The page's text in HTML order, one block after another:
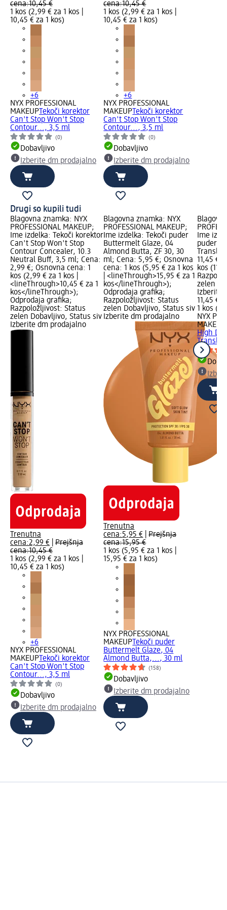
cena:10,45 €
1 kos (2,99 € za 1 kos |
10,45 € za 1 kos)
+6
NYX PROFESSIONAL
MAKEUPTekoči korektor
Can't Stop Won't Stop
Contour..., 3,5 ml
(0)
Dobavljivo
Izberite dm prodajalno
cena:10,45 €
1 kos (2,99 € za 1 kos |
10,45 € za 1 kos)
+6
NYX PROFESSIONAL
MAKEUPTekoči korektor
Can't Stop Won't Stop
Contour..., 3,5 ml
(0)
Dobavljivo
Izberite dm prodajalno
Drugi so kupili tudi
Blagovna znamka: NYX
PROFESSIONAL MAKEUP;
Ime izdelka: Tekoči korektor
Can't Stop Won't Stop
Contour Concealer, 10.3
Neutral Buff, 3,5 ml; Cena:
2,99 €; Osnovna cena: 1
kos (2,99 € za 1 kos |
<lineThrough>10,45 € za 1
kos</lineThrough>);
Odprodaja grafika;
Razpoložljivost: Status
zelen Dobavljivo, Status siv
Izberite dm prodajalno
Trenutna
cena:2,99 €
Prejšnja
cena:10,45 €
1 kos (2,99 € za 1 kos |
10,45 € za 1 kos)
+6
NYX PROFESSIONAL
MAKEUPTekoči korektor
Can't Stop Won't Stop
Contour..., 3,5 ml
(0)
Dobavljivo
Izberite dm prodajalno
Blagovna znamka: NYX
PROFESSIONAL MAKEUP;
Ime izdelka: Tekoči puder
Buttermelt Glaze, 04
Almond Butta, ZF 30, 30
ml; Cena: 5,95 €; Osnovna
cena: 1 kos (5,95 € za 1 kos
| <lineThrough>15,95 € za 1
kos</lineThrough>);
Odprodaja grafika;
Razpoložljivost: Status
zelen Dobavljivo, Status siv
Izberite dm prodajalno
Trenutna
cena:5,95 € |Prejšnja
cena:15,95 €
1 kos (5,95 € za 1 kos |
15,95 € za 1 kos)
NYX PROFESSIONAL
MAKEUPTekoči puder
Buttermelt Glaze, 04
Almond Butta,..., 30 ml
(158)
Dobavljivo
Izberite dm prodajalno
Ime
puder
11,45 €;
kos
zelen
Izberite
11,45 €
1 kos
NYX
MAKEUP
High